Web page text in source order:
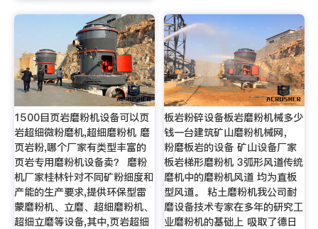
1500目页岩磨粉机设备可以页
岩超细微粉磨机,超细磨粉机 磨
页岩粉,哪个厂家有类型丰富的
页岩专用磨粉机设备卖？ 磨粉
机厂家桂林针对不同矿粉细度和
产能的生产要求,提供环保型雷
蒙磨粉机、立磨、超细磨粉机、
超细立磨等设备,其中,页岩超细
板岩粉碎设备板岩磨粉机械多少
钱一台建筑矿山磨粉机械网，
粉磨板岩的设备 矿山设备厂家
板岩梯形磨粉机 3弧形风道传统
磨机中的磨粉机风道 均为直板
型风道。 粘土磨粉机我公司耐
磨设备技术专家在多年的研究工
业磨粉机的基础上 吸取了德日